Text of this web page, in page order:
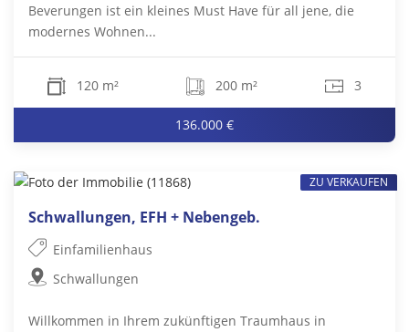
Beverungen ist ein kleines Must Have für all jene, die
modernes Wohnen...
120 m² 200 m² 3
136.000 €
Schwallungen, EFH + Nebengeb.
Einfamilienhaus
Schwallungen
Willkommen in Ihrem zukünftigen Traumhaus in
ZU VERKAUFEN